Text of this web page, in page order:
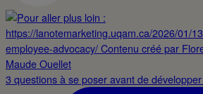
3 questions à se poser avant de